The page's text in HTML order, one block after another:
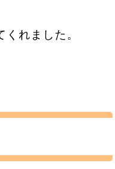
れました。